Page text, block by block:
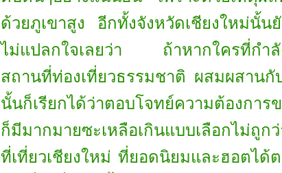
ด้วยภูเขาสูง อีกทั้งจังหวัดเชียงใหม่นั้น
ไม่แปลกใจเลยว่า ถ้าหากใครที่กำลั
สถานที่ท่องเที่ยวธรรมชาติ ผสมผสานกั
นั้นก็เรียกได้ว่าตอบโจทย์ความต้องกา
ก็มีมากมายซะเหลือเกินแบบเลือกไม่ถูก
ที่เที่ยวเชียงใหม่ ที่ยอดนิยมและฮอตไ